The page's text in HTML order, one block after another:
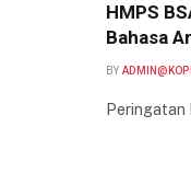
HMPS
Bahasa
BY
Peringatan